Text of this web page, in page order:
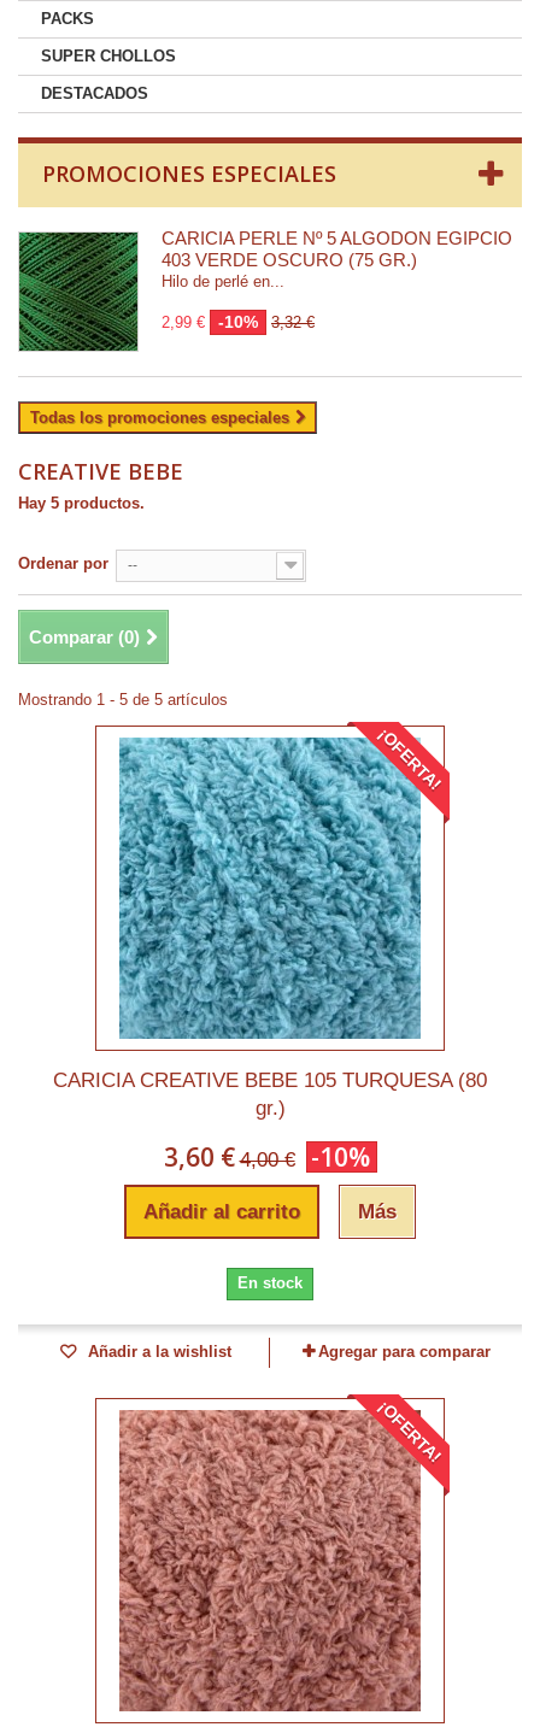
PACKS
SUPER CHOLLOS
DESTACADOS
PROMOCIONES ESPECIALES
CARICIA PERLE Nº 5 ALGODÓN EGIPCIO
403 VERDE OSCURO (75 GR.)
Hilo de perlé en...
2,99 € -10% 3,32 €
Todas los promociones especiales
CREATIVE BEBE
Hay 5 productos.
Ordenar por --
Comparar (0)
Mostrando 1 - 5 de 5 artículos
¡OFERTA!
CARICIA CREATIVE BEBE 105 TURQUESA (80
gr.)
3,60 € 4,00 € -10%
Añadir al carrito Más
En stock
Añadir a la wishlist Agregar para comparar
¡OFERTA!